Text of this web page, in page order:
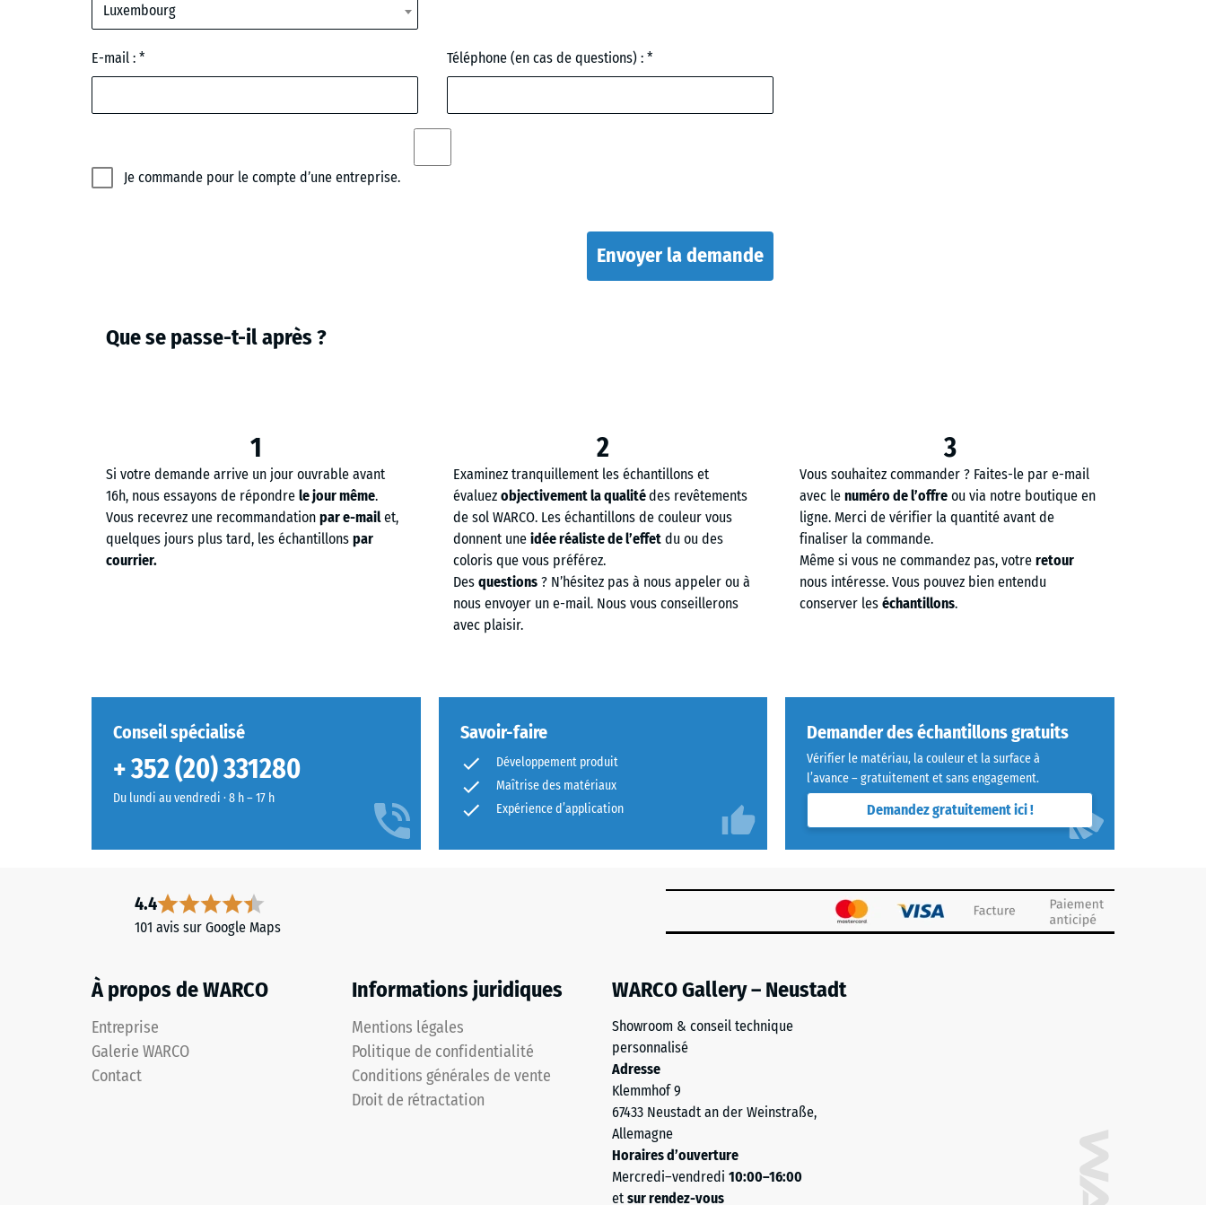
Luxembourg
E-mail : Téléphone (en cas de questions) :
Je commande pour le compte d’une entreprise.
Envoyer la demande
Que se passe-t-il après ?
1
Si votre demande arrive un jour ouvrable avant
16h, nous essayons de répondre le jour même.
Vous recevrez une recommandation par e-mail et,
quelques jours plus tard, les échantillons par
courrier.
2
Examinez tranquillement les échantillons et
évaluez objectivement la qualitédes revêtements
de sol WARCO. Les échantillons de couleur vous
donnent une idée réaliste de l’effetdu ou des
coloris que vous préférez.
Des questions? N’hésitez pas à nous appeler ou à
nous envoyer un e-mail. Nous vous conseillerons
avec plaisir.
3
Vous souhaitez commander ? Faites-le par e-mail
avec lenuméro de l’offre ou via notre boutique en
ligne. Merci de vérifier la quantité avant de
finaliser la commande.
Même si vous ne commandez pas, votreretour
nous intéresse. Vous pouvez bien entendu
conserver leséchantillons.
Conseil spécialisé
+ 352 (20) 331280
Du lundi au vendredi · 8 h – 17 h
Savoir-faire
Développement produit
Maîtrise des matériaux
Expérience d’application
Demander des échantillons gratuits
Vérifier le matériau, la couleur et la surface à
l’avance – gratuitement et sans engagement.
Demandez gratuitement ici !
4.4
101 avis sur Google Maps
À propos de WARCO
Entreprise
Galerie WARCO
Contact
Informations juridiques
Mentions légales
Politique de confidentialité
Conditions générales de vente
Droit de rétractation
WARCO Gallery – Neustadt
Showroom & conseil technique
personnalisé
Adresse
Klemmhof 9
67433 Neustadt an der Weinstraße,
Allemagne
Horaires d’ouverture
Mercredi–vendredi 10:00–16:00
et sur rendez-vous